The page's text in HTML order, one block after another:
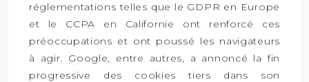
réglementations telles que le GDPR en Europe
et le CCPA en Californie ont renforcé ces
préoccupations et ont poussé les navigateurs
à agir. Google, entre autres, a annoncé la fin
progressive des cookies tiers dans son